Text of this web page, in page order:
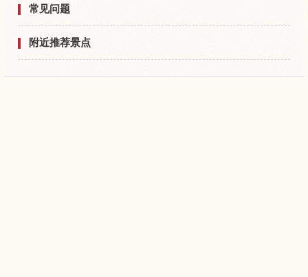
常见问题
附近推荐景点